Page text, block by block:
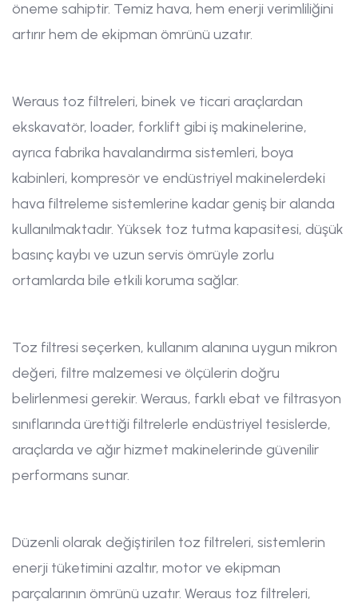
öneme sahiptir. Temiz hava, hem enerji verimliliğini
artırır hem de ekipman ömrünü uzatır.
Weraus toz filtreleri, binek ve ticari araçlardan
ekskavatör, loader, forklift gibi iş makinelerine,
ayrıca fabrika havalandırma sistemleri, boya
kabinleri, kompresör ve endüstriyel makinelerdeki
hava filtreleme sistemlerine kadar geniş bir alanda
kullanılmaktadır. Yüksek toz tutma kapasitesi, düşük
basınç kaybı ve uzun servis ömrüyle zorlu
ortamlarda bile etkili koruma sağlar.
Toz filtresi seçerken, kullanım alanına uygun mikron
değeri, filtre malzemesi ve ölçülerin doğru
belirlenmesi gerekir. Weraus, farklı ebat ve filtrasyon
sınıflarında ürettiği filtrelerle endüstriyel tesislerde,
araçlarda ve ağır hizmet makinelerinde güvenilir
performans sunar.
Düzenli olarak değiştirilen toz filtreleri, sistemlerin
enerji tüketimini azaltır, motor ve ekipman
parçalarının ömrünü uzatır. Weraus toz filtreleri,